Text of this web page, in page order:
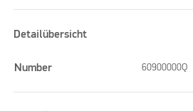
Detailübersicht
Number 60900000Q